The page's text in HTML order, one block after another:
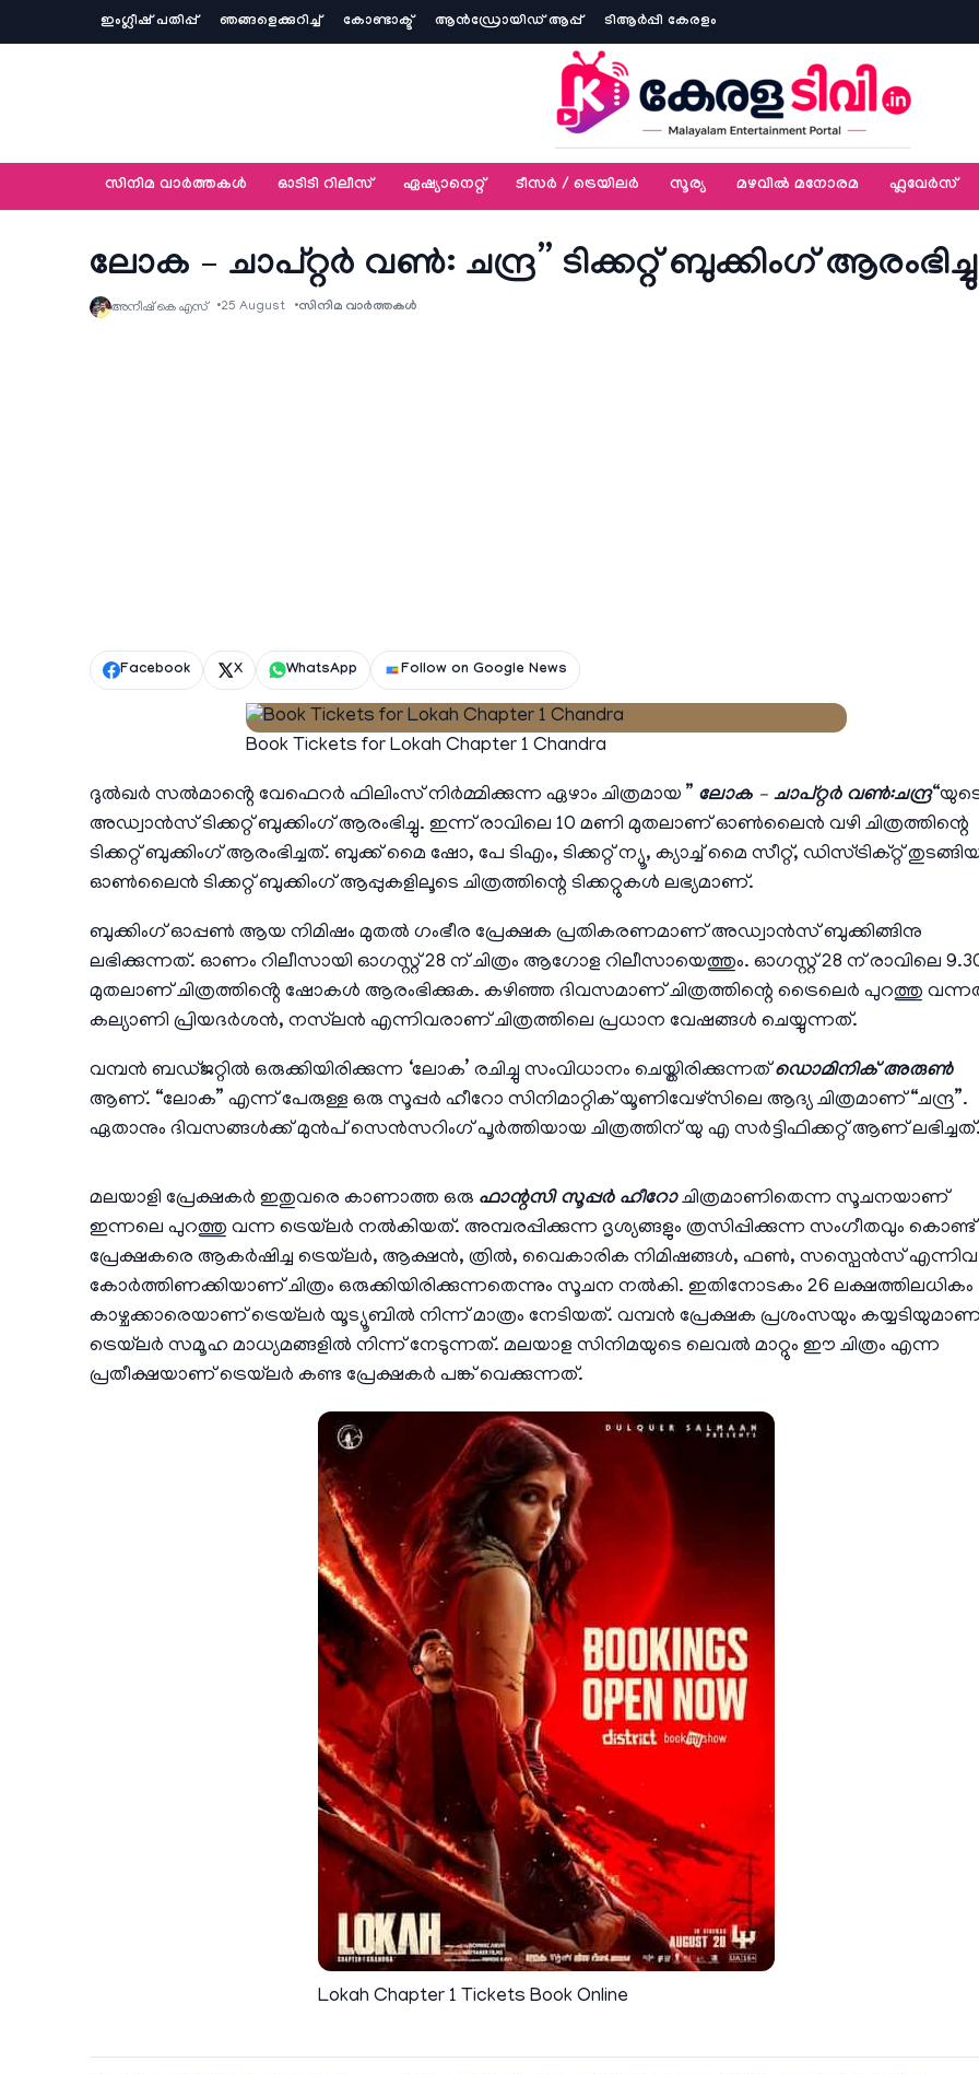
ഇംഗ്ലീഷ് പതിപ്പ് ഞങ്ങളെക്കുറിച്ച്‌ കോണ്ടാക്ട് ആൻഡ്രോയിഡ് ആപ്പ് ടിആര്‍പ്പി കേരളം
സിനിമ വാര്‍ത്തകള്‍ ഓടിടി റിലീസ് ഏഷ്യാനെറ്റ്‌ ടീസര്‍ / ട്രെയിലര്‍ സൂര്യ മഴവിൽ മനോരമ ഫ്ലവേര്‍സ്
ലോക – ചാപ്റ്റർ വൺ: ചന്ദ്ര” ടിക്കറ്റ് ബുക്കിംഗ് ആരംഭിച്ചു
അനീഷ്‌ കെ എസ് 25 August സിനിമ വാര്‍ത്തകള്‍
Facebook X WhatsApp Follow on Google News
Book Tickets for Lokah Chapter 1 Chandra
ദുൽഖർ സൽമാൻ്റെ വേഫെറർ ഫിലിംസ് നിർമ്മിക്കുന്ന ഏഴാം ചിത്രമായ ” ലോക – ചാപ്റ്റർ വൺ:ചന്ദ്ര
അഡ്വാൻസ് ടിക്കറ്റ് ബുക്കിംഗ് ആരംഭിച്ചു. ഇന്ന് രാവിലെ 10 മണി മുതലാണ് ഓൺലൈൻ വഴി ചിത്രത്തിന്റെ
ടിക്കറ്റ് ബുക്കിംഗ് ആരംഭിച്ചത്. ബുക്ക് മൈ ഷോ, പേ ടിഎം, ടിക്കറ്റ് ന്യൂ, ക്യാച്ച് മൈ സീറ്റ്, ഡിസ്ട്രിക്റ്റ്
ഓൺലൈൻ ടിക്കറ്റ് ബുക്കിംഗ് ആപ്പുകളിലൂടെ ചിത്രത്തിന്റെ ടിക്കറ്റുകൾ ലഭ്യമാണ്.
ബുക്കിംഗ് ഓപ്പൺ ആയ നിമിഷം മുതൽ ഗംഭീര പ്രേക്ഷക പ്രതികരണമാണ് അഡ്വാൻസ് ബുക്കിങ്ങിനു
ലഭിക്കുന്നത്. ഓണം റിലീസായി ഓഗസ്റ്റ് 28 ന് ചിത്രം ആഗോള റിലീസായെത്തും. ഓഗസ്റ്റ് 28 ന് രാവിലെ
മുതലാണ് ചിത്രത്തിൻ്റെ ഷോകൾ ആരംഭിക്കുക. കഴിഞ്ഞ ദിവസമാണ് ചിത്രത്തിന്റെ ട്രൈലെർ പുറത്തു
കല്യാണി പ്രിയദർശൻ, നസ്‌ലൻ എന്നിവരാണ് ചിത്രത്തിലെ പ്രധാന വേഷങ്ങൾ ചെയ്യുന്നത്.
വമ്പൻ ബഡ്ജറ്റിൽ ഒരുക്കിയിരിക്കുന്ന ‘ലോക’ രചിച്ചു സംവിധാനം ചെയ്തിരിക്കുന്നത്ഡൊമിനിക് അരുൺ
ആണ്. “ലോക” എന്ന് പേരുള്ള ഒരു സൂപ്പർ ഹീറോ സിനിമാറ്റിക് യൂണിവേഴ്സിലെ ആദ്യ ചിത്രമാണ് “ചന്ദ്ര”.
ഏതാനും ദിവസങ്ങൾക്ക് മുൻപ് സെൻസറിംഗ് പൂർത്തിയായ ചിത്രത്തിന് യു എ സർട്ടിഫിക്കറ്റ് ആണ്
മലയാളി പ്രേക്ഷകർ ഇതുവരെ കാണാത്ത ഒരു ഫാന്റസി സൂപ്പർ ഹീറോചിത്രമാണിതെന്ന സൂചനയാണ്
ഇന്നലെ പുറത്തു വന്ന ട്രെയ്‌ലർ നൽകിയത്. അമ്പരപ്പിക്കുന്ന ദൃശ്യങ്ങളും ത്രസിപ്പിക്കുന്ന സംഗീതവും കൊണ്ട്
പ്രേക്ഷകരെ ആകർഷിച്ച ട്രെയ്‌ലർ, ആക്ഷൻ, ത്രിൽ, വൈകാരിക നിമിഷങ്ങൾ, ഫൺ, സസ്പെൻസ് എന്നിവ
കോർത്തിണക്കിയാണ് ചിത്രം ഒരുക്കിയിരിക്കുന്നതെന്നും സൂചന നൽകി. ഇതിനോടകം 26 ലക്ഷത്തിലധികം
കാഴ്ചക്കാരെയാണ് ട്രെയ്‌ലർ യൂട്യൂബിൽ നിന്ന് മാത്രം നേടിയത്. വമ്പൻ പ്രേക്ഷക പ്രശംസയും
ട്രെയ്‌ലർ സമൂഹ മാധ്യമങ്ങളിൽ നിന്ന് നേടുന്നത്. മലയാള സിനിമയുടെ ലെവൽ മാറ്റും ഈ ചിത്രം എന്ന
പ്രതീക്ഷയാണ് ട്രെയ്‌ലർ കണ്ട പ്രേക്ഷകർ പങ്ക് വെക്കുന്നത്.
Lokah Chapter 1 Tickets Book Online